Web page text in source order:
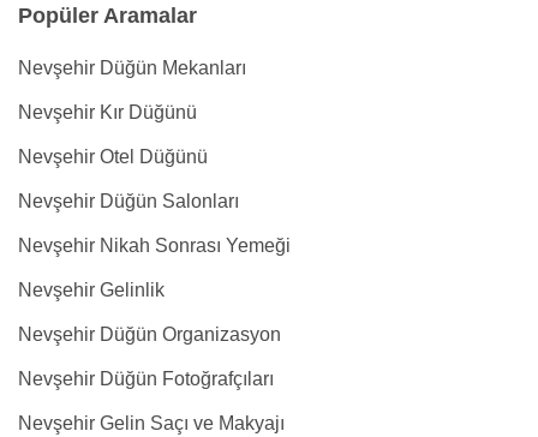
Popüler Aramalar
Nevşehir Düğün Mekanları
Nevşehir Kır Düğünü
Nevşehir Otel Düğünü
Nevşehir Düğün Salonları
Nevşehir Nikah Sonrası Yemeği
Nevşehir Gelinlik
Nevşehir Düğün Organizasyon
Nevşehir Düğün Fotoğrafçıları
Nevşehir Gelin Saçı ve Makyajı